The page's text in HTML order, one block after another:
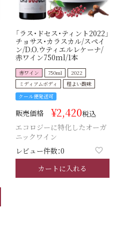
「ラス・ドセス・ティント2022」
チョサス・カラスカル/スペイ
ン/D.O.ウティエルレケーナ/
赤ワイン750ml/1本
赤ワイン 750ml
2022
ミディアムボディ
程よい酸味
クール便発送可
販売価格 ¥2,420税込
エコロジーに特化したオーガ
ニックワイン
レビュー件数：0
カートに入れる